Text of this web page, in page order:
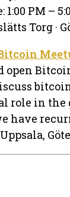
1:00 PM –
Torg ·
open
role in the
have